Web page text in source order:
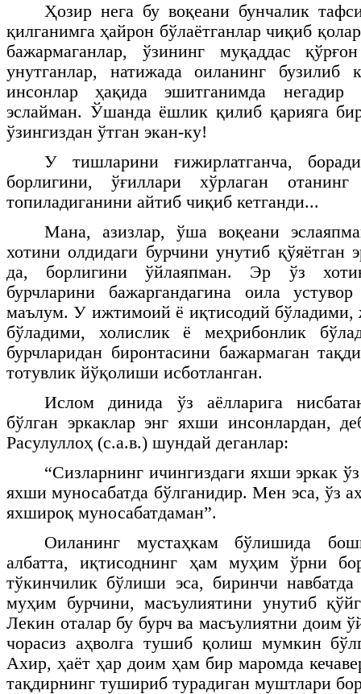
Ҳозир нега бу воқеани бунчалик
қилганимга ҳайрон бўлаётганлар чиқиб
бажармаганлар, ўзининг муқаддас
унутганлар, натижада оиланинг бузилиб
инсонлар ҳақида эшитганимда
эслайман. Ўшанда ёшлик қилиб қарияга
ўзингиздан ўтган экан-ку!
У тишларини ғижирлатганча,
борлигини, ўғиллари хўрлаган отанинг
топиладиганини айтиб чиқиб кетганди...
Мана, азизлар, ўша воқеани
хотини олдидаги бурчини унутиб қўяётган
да, борлигини ўйлаяпман. Эр ўз
бурчларини бажаргандагина оила
маълум. У ижтимоий ё иқтисодий
бўладими, холислик ё меҳрибонлик
бурчларидан биронтасини бажармаган
тотувлик йўқолиши исботланган.
Ислом динида ўз аёлларига
бўлган эркаклар энг яхши инсонлардан,
Расулуллоҳ (с.а.в.) шундай деганлар:
“Сизларнинг ичингиздаги яхши эркак
яхши муносабатда бўлганидир. Мен эса, ўз
яхшироқ муносабатдаман”.
Оиланинг мустаҳкам бўлишида
албатта, иқтисоднинг ҳам муҳим ўрни
тўкинчилик бўлиши эса, биринчи
муҳим бурчини, масъулиятини унутиб
Лекин оталар бу бурч ва масъулиятни доим
чорасиз аҳволга тушиб қолиш мумкин
Ахир, ҳаёт ҳар доим ҳам бир маромда
тақдирнинг тушириб турадиган муштлари